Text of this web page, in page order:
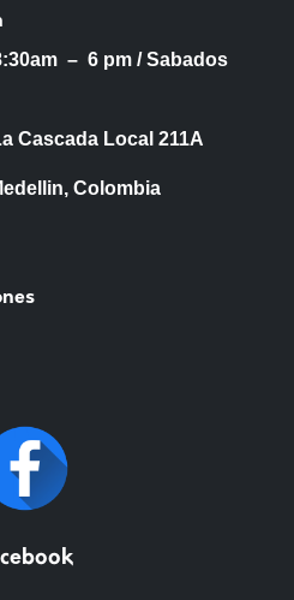
– 6 pm /Sabados
Cascada Local 211A
Colombia